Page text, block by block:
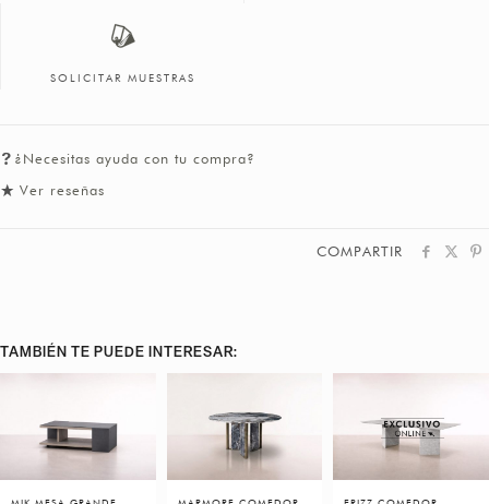
SOLICITAR MUESTRAS
¿Necesitas ayuda con tu compra?
Ver reseñas
COMPARTIR
TAMBIÉN TE PUEDE INTERESAR: